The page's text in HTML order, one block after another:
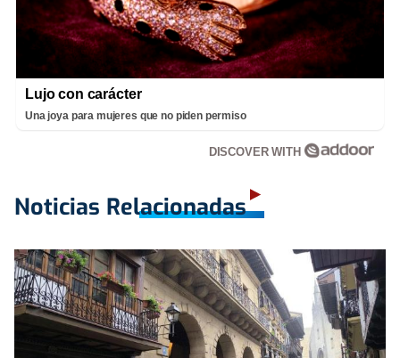
Lujo con carácter
Una joya para mujeres que no piden permiso
DISCOVER WITH
Noticias Relacionadas